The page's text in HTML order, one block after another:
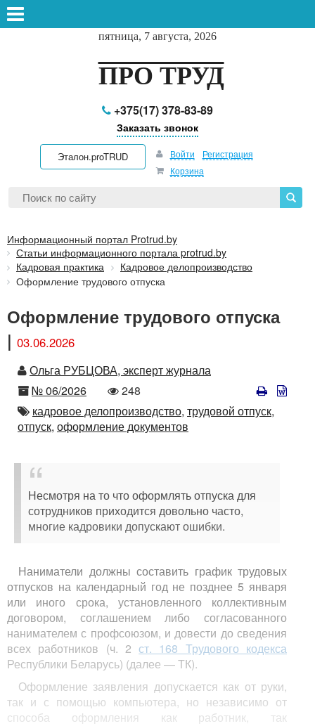
пятница, 7 августа, 2026
ПРО ТРУД
+375(17) 378-83-89
Заказать звонок
Эталон.proTRUD Войти
Регистрация
Корзина
Информационный портал Protrud.by
Статьи информационного портала protrud.by
Кадровая практика
Кадровое делопроизводство
Оформление трудового отпуска
Оформление трудового отпуска
| 03.06.2026
Автор
Ольга РУБЦОВА, эксперт журнала
Номер
№ 06/2026
Количество
просмотров
248
Автор
кадровое делопроизводство, трудовой отпуск,
отпуск, оформление документов
Несмотря на то что оформлять отпуска для
сотрудников приходится довольно часто,
многие кадровики допускают ошибки.
Наниматели должны составить график трудовых
отпусков на календарный год не позднее 5 января
или иного срока, установленного коллективным
договором, соглашением либо согласованного
нанимателем с профсоюзом, и довести до сведения
всех работников (ч. 2 ст. 168 Трудового кодекса
Республики Беларусь) (далее — ТК).
Оформление заявления допускается как от руки,
так и с помощью компьютера, но независимо от
способа оформления как работник, так